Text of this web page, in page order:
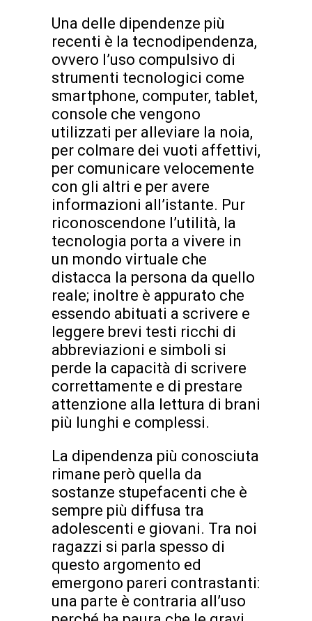
Una delle dipendenze più
recenti è la tecnodipendenza,
ovvero l’uso compulsivo di
strumenti tecnologici come
smartphone, computer, tablet,
console che vengono
utilizzati per alleviare la noia,
per colmare dei vuoti affettivi,
per comunicare velocemente
con gli altri e per avere
informazioni all’istante. Pur
riconoscendone l’utilità, la
tecnologia porta a vivere in
un mondo virtuale che
distacca la persona da quello
reale; inoltre è appurato che
essendo abituati a scrivere e
leggere brevi testi ricchi di
abbreviazioni e simboli si
perde la capacità di scrivere
correttamente e di prestare
attenzione alla lettura di brani
più lunghi e complessi.
La dipendenza più conosciuta
rimane però quella da
sostanze stupefacenti che è
sempre più diffusa tra
adolescenti e giovani. Tra noi
ragazzi si parla spesso di
questo argomento ed
emergono pareri contrastanti:
una parte è contraria all’uso